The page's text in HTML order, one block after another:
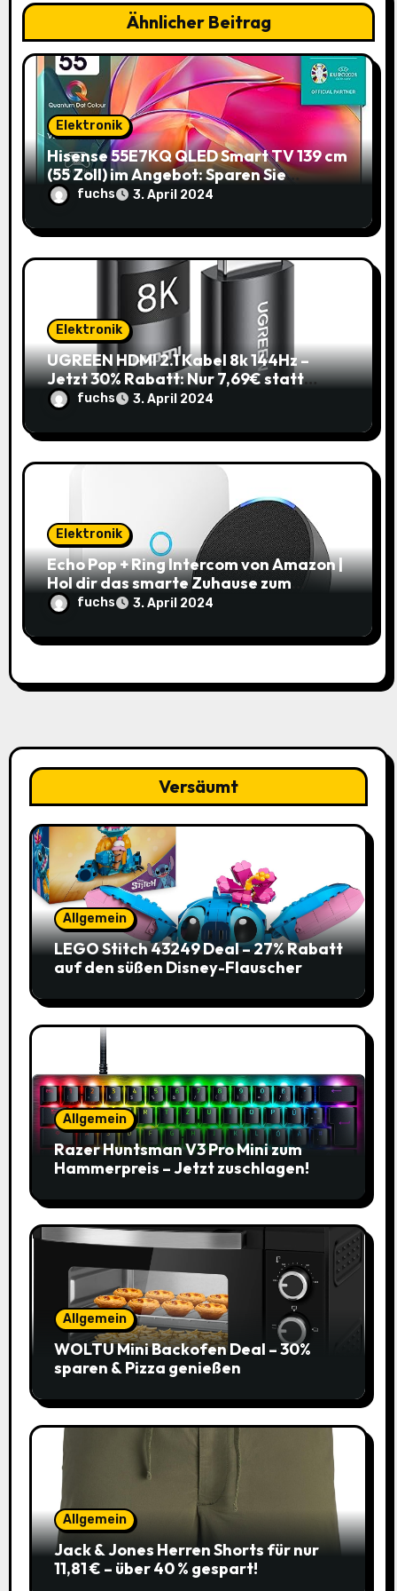
g
a
t
o
Ähnlicher Beitrag
Elektronik
Hisense 55E7KQ QLED Smart TV 139 cm
(55 Zoll) im Angebot: Sparen Sie
145,85€!
fuchs 3. April 2024
Elektronik
UGREEN HDMI 2.1 Kabel 8k 144Hz –
Jetzt 30% Rabatt: Nur 7,69€ statt
10,99€
fuchs 3. April 2024
Elektronik
Echo Pop + Ring Intercom von Amazon |
Hol dir das smarte Zuhause zum
Schnäppchenpreis!
fuchs 3. April 2024
Versäumt
Allgemein
LEGO Stitch 43249 Deal – 27% Rabatt
auf den süßen Disney-Flauscher
Allgemein
Razer Huntsman V3 Pro Mini zum
Hammerpreis – Jetzt zuschlagen!
Allgemein
WOLTU Mini Backofen Deal – 30%
sparen & Pizza genießen
Allgemein
Jack & Jones Herren Shorts für nur
11,81 € – über 40 % gespart!